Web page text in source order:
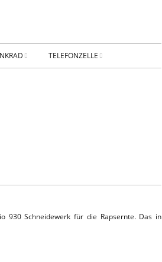
TELEFONZELLE
KONTAKT
930 Schneidewerk für die Rapsernte. Das in